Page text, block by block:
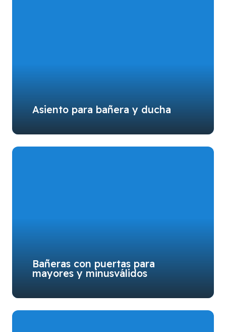
Asiento para bañera y ducha
Bañeras con puertas para
mayores y minusválidos